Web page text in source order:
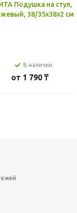
Подушка на стул,
38/35x38x2 см
В наличии
от 1 790 ₸